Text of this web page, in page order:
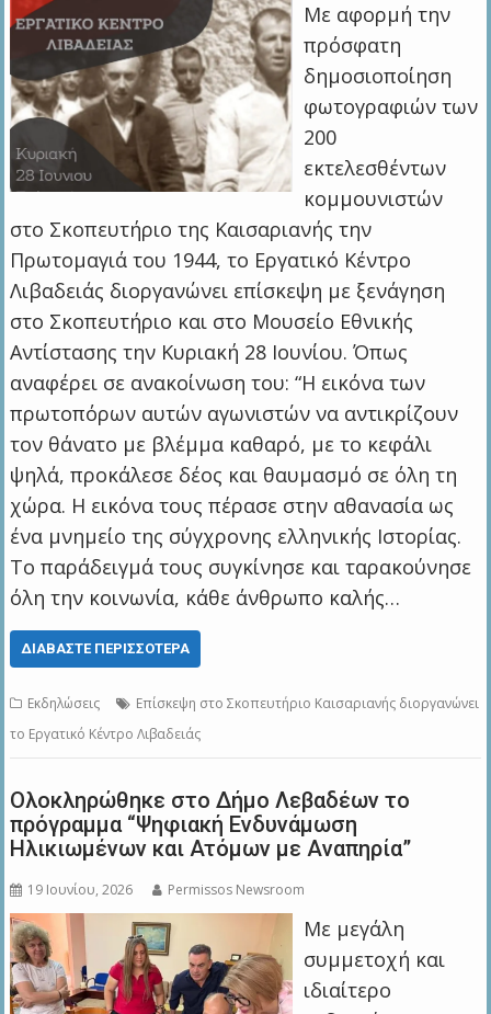
Με αφορμή την
πρόσφατη
δημοσιοποίηση
φωτογραφιών των
200
εκτελεσθέντων
κομμουνιστών
στο Σκοπευτήριο της Καισαριανής την
Πρωτομαγιά του 1944, το Εργατικό Κέντρο
Λιβαδειάς διοργανώνει επίσκεψη με ξενάγηση
στο Σκοπευτήριο και στο Μουσείο Εθνικής
Αντίστασης την Κυριακή 28 Ιουνίου. Όπως
αναφέρει σε ανακοίνωση του: “Η εικόνα των
πρωτοπόρων αυτών αγωνιστών να αντικρίζουν
τον θάνατο με βλέμμα καθαρό, με το κεφάλι
ψηλά, προκάλεσε δέος και θαυμασμό σε όλη τη
χώρα. Η εικόνα τους πέρασε στην αθανασία ως
ένα μνημείο της σύγχρονης ελληνικής Ιστορίας.
Το παράδειγμά τους συγκίνησε και ταρακούνησε
όλη την κοινωνία, κάθε άνθρωπο καλής…
ΔΙΑΒΆΣΤΕ ΠΕΡΙΣΣΌΤΕΡΑ
Εκδηλώσεις
Επίσκεψη στο Σκοπευτήριο Καισαριανής διοργανώνει
το Εργατικό Κέντρο Λιβαδειάς
Ολοκληρώθηκε στο Δήμο Λεβαδέων το
πρόγραμμα “Ψηφιακή Ενδυνάμωση
Ηλικιωμένων και Ατόμων με Αναπηρία”
19 Ιουνίου, 2026 Permissos Newsroom
Με μεγάλη
συμμετοχή και
ιδιαίτερο